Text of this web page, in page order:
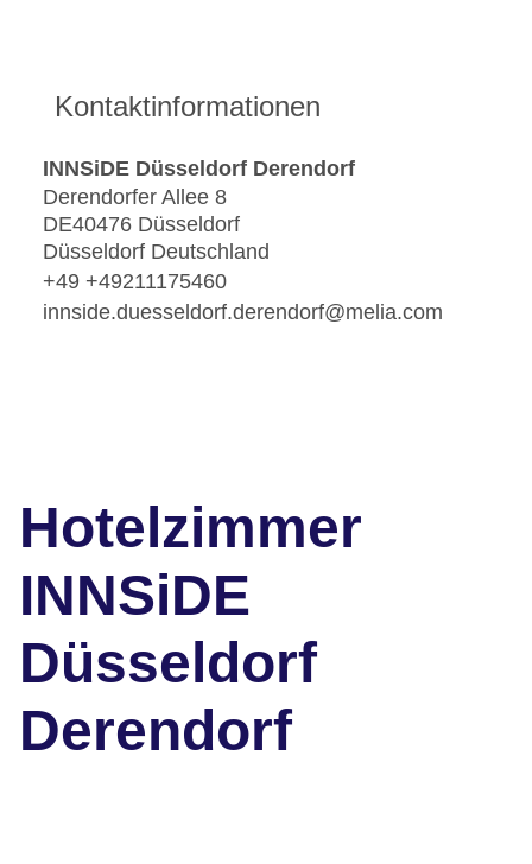
Kontaktinformationen
INNSiDE Düsseldorf Derendorf
Derendorfer Allee 8
DE40476 Düsseldorf
Düsseldorf Deutschland
+49 +49211175460
innside.duesseldorf.derendorf@melia.com
Hotelzimmer
INNSiDE
Düsseldorf
Derendorf